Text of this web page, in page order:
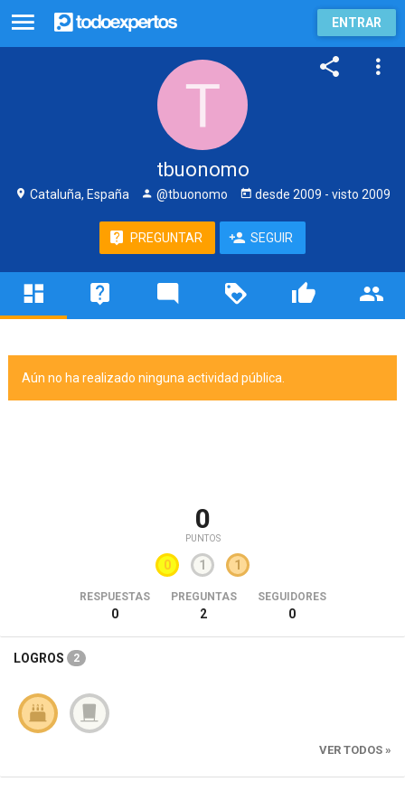
ENTRAR
tbuonomo
Cataluña, España @tbuonomo desde 2009 - visto 2009
PREGUNTAR SEGUIR
Aún no ha realizado ninguna actividad pública.
0
PUNTOS
0 1 1
RESPUESTAS
0
PREGUNTAS
2
SEGUIDORES
0
LOGROS 2
VER TODOS »